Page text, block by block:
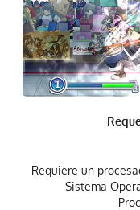
Requiere un
Sistema